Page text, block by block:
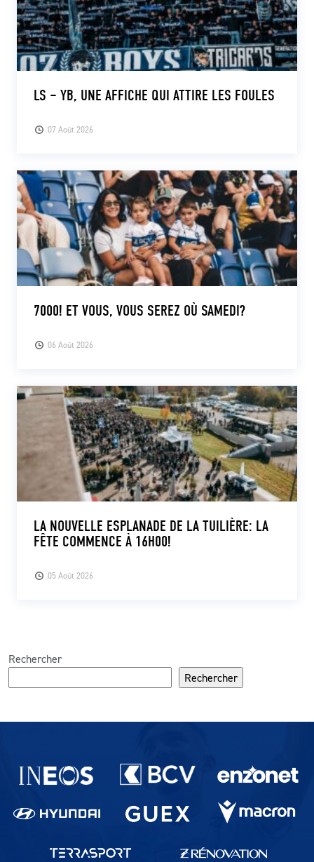
ACTUALITÉS
LS E-SHOP
PRESSE ET MEDIAS
07 Août 2026
LS – YB, UNE AFFICHE QUI ATTIRE LES FOULES
06 Août 2026
7000! ET VOUS, VOUS SEREZ OÙ SAMEDI?
05 Août 2026
LA NOUVELLE ESPLANADE DE LA TUILIÈRE: LA
FÊTE COMMENCE À 16H00!
Rechercher
Rechercher
Partenaires du lausanne-Sport